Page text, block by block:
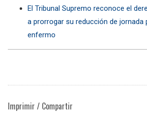
El Tribunal Supremo reconoce el
a prorrogar su reducción de jornada
enfermo
Imprimir / Compartir